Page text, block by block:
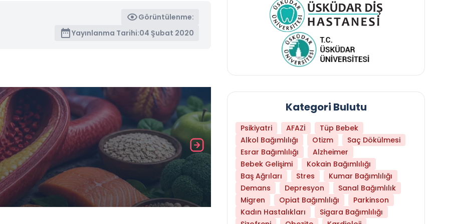
Görüntülenme:
Yayınlanma Tarihi:04 Şubat 2020
Daha Az Protein Tüketmek Yaşlanmayı
Kategori Bulutu
Psikiyatri AFAZİ
Tüp Bebek
Alkol Bağımlılığı
Otizm
Saç Dökülmesi
Esrar Bağımlılığı
Alzheimer
Bebek Gelişimi
Kokain Bağımlılığı
Baş Ağrıları
Stres
Kumar Bağımlılığı
Demans
Depresyon
Sanal Bağımlılık
Migren
Opiat Bağımlılığı
Parkinson
Kadın Hastalıkları
Sigara Bağımlılığı